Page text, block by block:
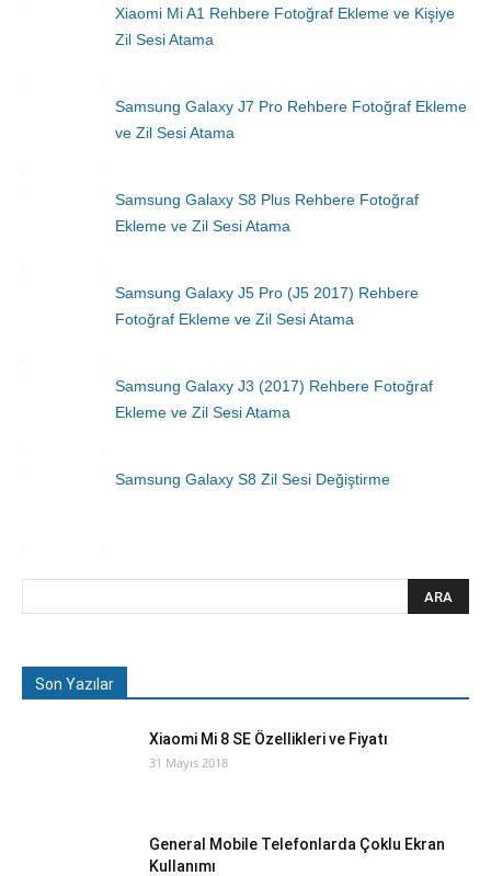
Xiaomi Mi A1 Rehbere Fotoğraf Ekleme ve Kişiye
Zil Sesi Atama
Samsung Galaxy J7 Pro Rehbere Fotoğraf Ekleme
ve Zil Sesi Atama
Samsung Galaxy S8 Plus Rehbere Fotoğraf
Ekleme ve Zil Sesi Atama
Samsung Galaxy J5 Pro (J5 2017) Rehbere
Fotoğraf Ekleme ve Zil Sesi Atama
Samsung Galaxy J3 (2017) Rehbere Fotoğraf
Ekleme ve Zil Sesi Atama
Samsung Galaxy S8 Zil Sesi Değiştirme
Son Yazılar
Xiaomi Mi 8 SE Özellikleri ve Fiyatı
31 Mayıs 2018
General Mobile Telefonlarda Çoklu Ekran
Kullanımı